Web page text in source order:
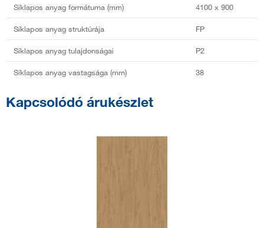
Síklapos anyag formátuma (mm) 4100 x 900
Síklapos anyag struktúrája FP
Síklapos anyag tulajdonságai P2
Síklapos anyag vastagsága (mm) 38
Kapcsolódó árukészlet